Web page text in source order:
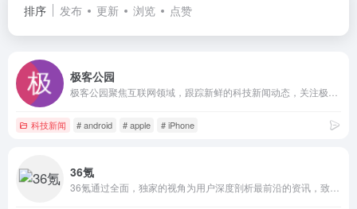
排序 发布 更新 浏览 点赞
极客公园
科技新闻 # android # apple # iPhone
36氪